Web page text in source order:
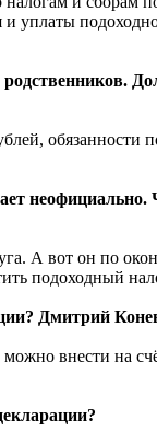
уплаты
обязанности
А вот он по
подоходный
Дмитрий
внести на